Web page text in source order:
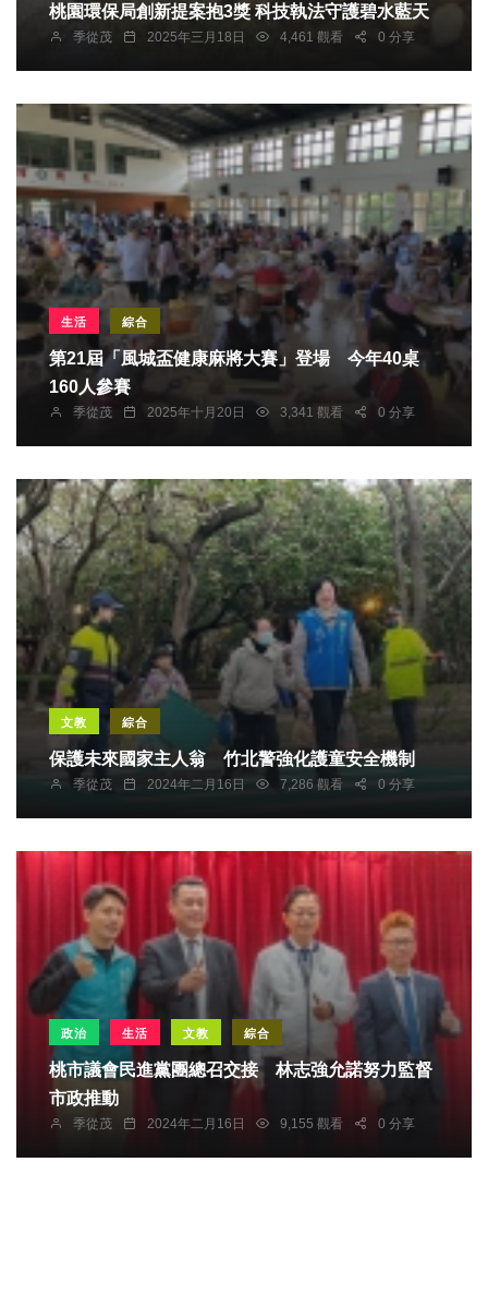
桃園環保局創新提案抱3獎 科技執法守護碧水藍天
季從茂 2025年三月18日 4,461 觀看 0 分享
生活 綜合
第21屆「風城盃健康麻將大賽」登場 今年40桌
160人參賽
季從茂 2025年十月20日 3,341 觀看 0 分享
文教 綜合
保護未來國家主人翁 竹北警強化護童安全機制
季從茂 2024年二月16日 7,286 觀看 0 分享
政治 生活 文教 綜合
桃市議會民進黨團總召交接 林志強允諾努力監督
市政推動
季從茂 2024年二月16日 9,155 觀看 0 分享